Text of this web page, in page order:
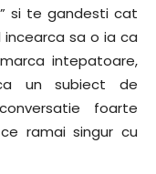
si te gandesti cat
sa o ia ca
intepatoare,
un subiect de
foarte
ramai singur cu